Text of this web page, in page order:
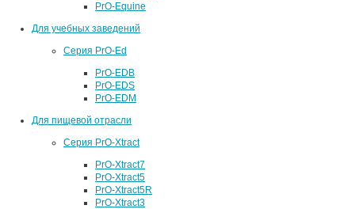
PrO-Equine
Для учебных заведений
Серия PrO-Ed
PrO-EDB
PrO-EDS
PrO-EDM
Для пищевой отрасли
Серия PrO-Xtract
PrO-Xtract7
PrO-Xtract5
PrO-Xtract5R
PrO-Xtract3